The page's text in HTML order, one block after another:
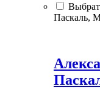
Паскаль,